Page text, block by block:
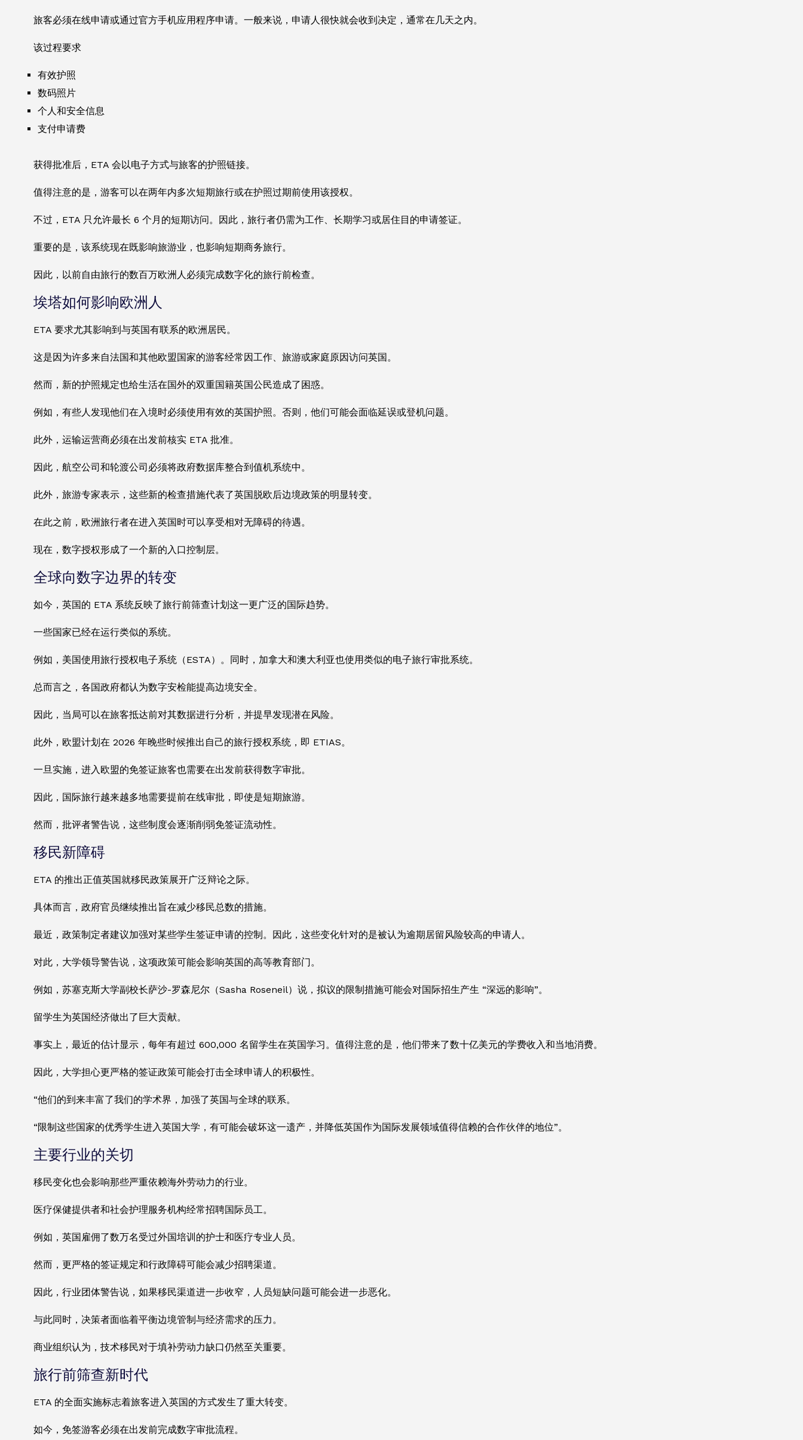
旅客必须在线申请或通过官方手机应用程序申请。一般来说，申请人很快就会收到决定，通常在几天之内。
该过程要求
有效护照
数码照片
个人和安全信息
支付申请费
获得批准后，ETA 会以电子方式与旅客的护照链接。
值得注意的是，游客可以在两年内多次短期旅行或在护照过期前使用该授权。
不过，ETA 只允许最长 6 个月的短期访问。因此，旅行者仍需为工作、长期学习或居住目的申请签证。
重要的是，该系统现在既影响旅游业，也影响短期商务旅行。
因此，以前自由旅行的数百万欧洲人必须完成数字化的旅行前检查。
埃塔如何影响欧洲人
ETA 要求尤其影响到与英国有联系的欧洲居民。
这是因为许多来自法国和其他欧盟国家的游客经常因工作、旅游或家庭原因访问英国。
然而，新的护照规定也给生活在国外的双重国籍英国公民造成了困惑。
例如，有些人发现他们在入境时必须使用有效的英国护照。否则，他们可能会面临延误或登机问题。
此外，运输运营商必须在出发前核实 ETA 批准。
因此，航空公司和轮渡公司必须将政府数据库整合到值机系统中。
此外，旅游专家表示，这些新的检查措施代表了英国脱欧后边境政策的明显转变。
在此之前，欧洲旅行者在进入英国时可以享受相对无障碍的待遇。
现在，数字授权形成了一个新的入口控制层。
全球向数字边界的转变
如今，英国的 ETA 系统反映了旅行前筛查计划这一更广泛的国际趋势。
一些国家已经在运行类似的系统。
例如，美国使用旅行授权电子系统（ESTA）。同时，加拿大和澳大利亚也使用类似的电子旅行审批系统。
总而言之，各国政府都认为数字安检能提高边境安全。
因此，当局可以在旅客抵达前对其数据进行分析，并提早发现潜在风险。
此外，欧盟计划在 2026 年晚些时候推出自己的旅行授权系统，即 ETIAS。
一旦实施，进入欧盟的免签证旅客也需要在出发前获得数字审批。
因此，国际旅行越来越多地需要提前在线审批，即使是短期旅游。
然而，批评者警告说，这些制度会逐渐削弱免签证流动性。
移民新障碍
ETA 的推出正值英国就移民政策展开广泛辩论之际。
具体而言，政府官员继续推出旨在减少移民总数的措施。
最近，政策制定者建议加强对某些学生签证申请的控制。因此，这些变化针对的是被认为逾期居留风险较高的申请人。
对此，大学领导警告说，这项政策可能会影响英国的高等教育部门。
例如，苏塞克斯大学副校长萨沙-罗森尼尔（Sasha Roseneil）说，拟议的限制措施可能会对国际招生产生 “深远的影响”。
留学生为英国经济做出了巨大贡献。
事实上，最近的估计显示，每年有超过 600,000 名留学生在英国学习。值得注意的是，他们带来了数十亿美元的学费收入和当地消费。
因此，大学担心更严格的签证政策可能会打击全球申请人的积极性。
“他们的到来丰富了我们的学术界，加强了英国与全球的联系。
“限制这些国家的优秀学生进入英国大学，有可能会破坏这一遗产，并降低英国作为国际发展领域值得信赖的合作伙伴的地位”。
主要行业的关切
移民变化也会影响那些严重依赖海外劳动力的行业。
医疗保健提供者和社会护理服务机构经常招聘国际员工。
例如，英国雇佣了数万名受过外国培训的护士和医疗专业人员。
然而，更严格的签证规定和行政障碍可能会减少招聘渠道。
因此，行业团体警告说，如果移民渠道进一步收窄，人员短缺问题可能会进一步恶化。
与此同时，决策者面临着平衡边境管制与经济需求的压力。
商业组织认为，技术移民对于填补劳动力缺口仍然至关重要。
旅行前筛查新时代
ETA 的全面实施标志着旅客进入英国的方式发生了重大转变。
如今，免签游客必须在出发前完成数字审批流程。